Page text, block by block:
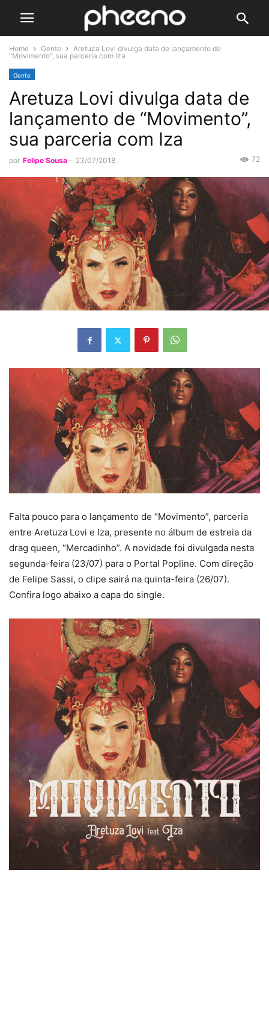
Home Gente
Aretuza Lovi divulga data de lançamento de
“Movimento”, sua parceria com Iza
Gente
Aretuza Lovi divulga data de
lançamento de “Movimento”,
sua parceria com Iza
por Felipe Sousa - 23/07/2018 72
Falta pouco para o lançamento de “Movimento”, parceria
entre Aretuza Lovi e Iza, presente no álbum de estreia da
drag queen, “Mercadinho”. A novidade foi divulgada nesta
segunda-feira (23/07) para o Portal Popline. Com direção
de Felipe Sassi, o clipe sairá na quinta-feira (26/07).
Confira logo abaixo a capa do single.